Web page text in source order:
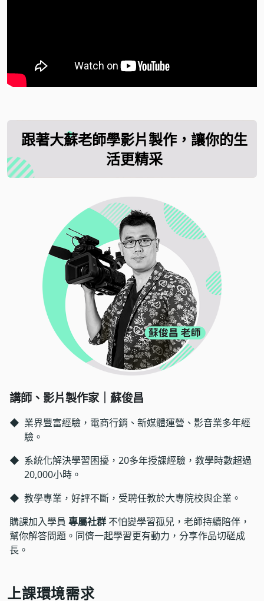
跟著大蘇老師學影片製作，讓你的生
活更精采
講師、影片製作家｜蘇俊昌
◆ 業界豐富經驗，電商行銷、新媒體運營、影音業多年經
驗。
◆ 系統化解決學習困擾，20多年授課經驗，教學時數超過
20,000小時。
◆ 教學專業，好評不斷，受聘任教於大專院校與企業。
購課加入學員 專屬社群 不怕變學習孤兒，老師持續陪伴，
幫你解答問題。同儕一起學習更有動力，分享作品切磋成
長。
上課環境需求